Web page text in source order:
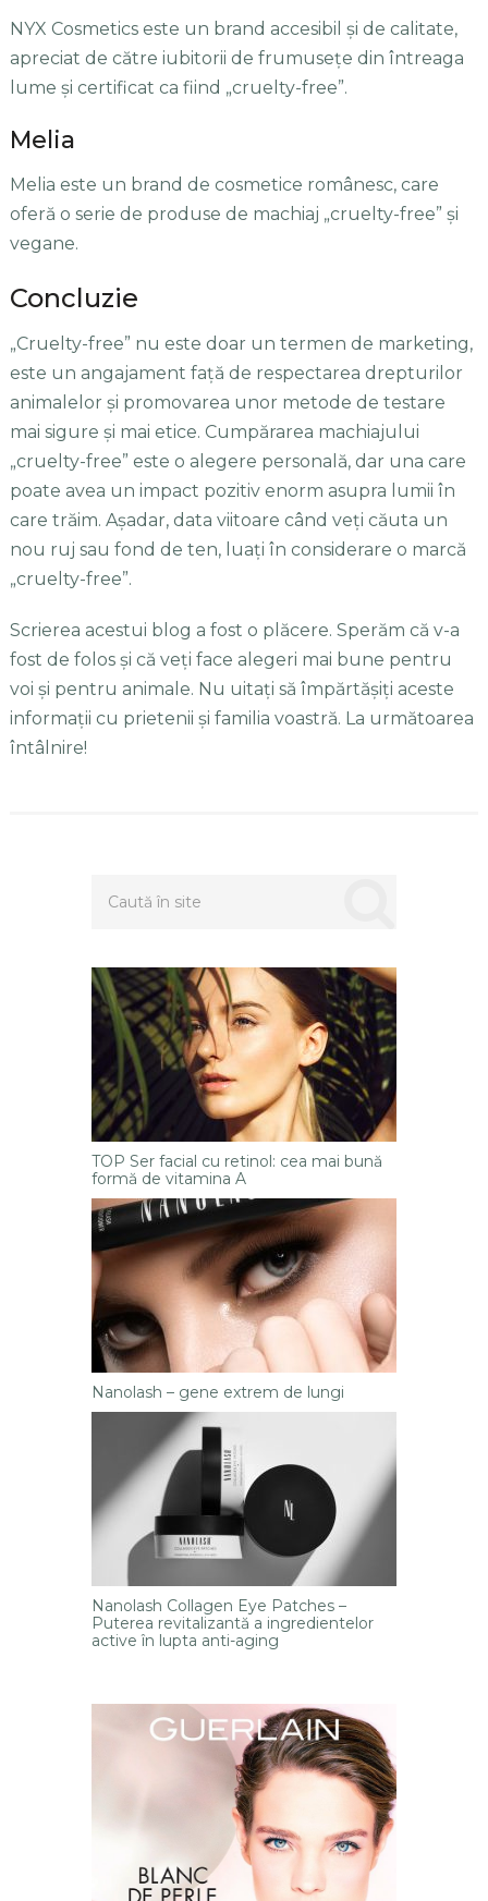
NYX Cosmetics este un brand accesibil și de calitate,
apreciat de către iubitorii de frumusețe din întreaga
lume și certificat ca fiind „cruelty-free”.
Melia
Melia este un brand de cosmetice românesc, care
oferă o serie de produse de machiaj „cruelty-free” și
vegane.
Concluzie
„Cruelty-free” nu este doar un termen de marketing,
este un angajament față de respectarea drepturilor
animalelor și promovarea unor metode de testare
mai sigure și mai etice. Cumpărarea machiajului
„cruelty-free” este o alegere personală, dar una care
poate avea un impact pozitiv enorm asupra lumii în
care trăim. Așadar, data viitoare când veți căuta un
nou ruj sau fond de ten, luați în considerare o marcă
„cruelty-free”.
Scrierea acestui blog a fost o plăcere. Sperăm că v-a
fost de folos și că veți face alegeri mai bune pentru
voi și pentru animale. Nu uitați să împărtășiți aceste
informații cu prietenii și familia voastră. La următoarea
întâlnire!
TOP Ser facial cu retinol: cea mai bună
formă de vitamina A
Nanolash – gene extrem de lungi
Nanolash Collagen Eye Patches –
Puterea revitalizantă a ingredientelor
active în lupta anti-aging